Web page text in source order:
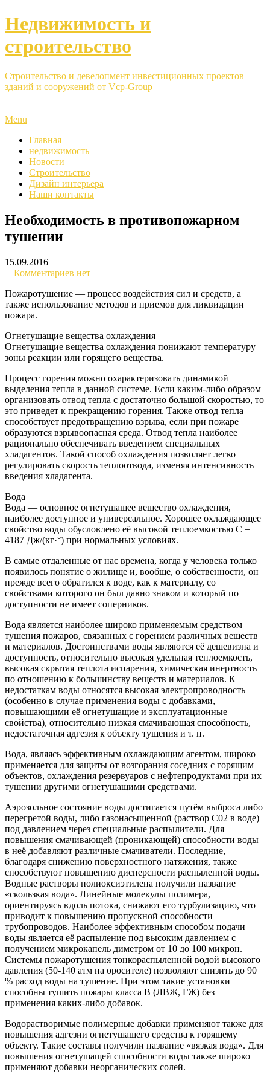
Недвижимость и
строительство
Строительство и девелопмент инвестиционных проектов
зданий и сооружений от Vcp-Group
Menu
Главная
недвижимость
Новости
Строительство
Дизайн интерьера
Наши контакты
Необходимость в противопожарном
тушении
15.09.2016
| Комментариев нет
Пожаротушение — процесс воздействия сил и средств, а
также использование методов и приемов для ликвидации
пожара.
Огнетушащие вещества охлаждения
Огнетушащие вещества охлаждения понижают температуру
зоны реакции или горящего вещества.
Процесс горения можно охарактеризовать динамикой
выделения тепла в данной системе. Если каким-либо образом
организовать отвод тепла с достаточно большой скоростью, то
это приведет к прекращению горения. Также отвод тепла
способствует предотвращению взрыва, если при пожаре
образуются взрывоопасная среда. Отвод тепла наиболее
рационально обеспечивать введением специальных
хладагентов. Такой способ охлаждения позволяет легко
регулировать скорость теплоотвода, изменяя интенсивность
введения хладагента.
Вода
Вода — основное огнетушащее вещество охлаждения,
наиболее доступное и универсальное. Хорошее охлаждающее
свойство воды обусловлено её высокой теплоемкостью C =
4187 Дж/(кг·°) при нормальных условиях.
В самые отдаленные от нас времена, когда у человека только
появилось понятие о жилище и, вообще, о собственности, он
прежде всего обратился к воде, как к материалу, со
свойствами которого он был давно знаком и который по
доступности не имеет соперников.
Вода является наиболее широко применяемым средством
тушения пожаров, связанных с горением различных веществ
и материалов. Достоинствами воды являются её дешевизна и
доступность, относительно высокая удельная теплоемкость,
высокая скрытая теплота испарения, химическая инертность
по отношению к большинству веществ и материалов. К
недостаткам воды относятся высокая электропроводность
(особенно в случае применения воды с добавками,
повышающими её огнетушащие и эксплуатационные
свойства), относительно низкая смачивающая способность,
недостаточная адгезия к объекту тушения и т. п.
Вода, являясь эффективным охлаждающим агентом, широко
применяется для защиты от возгорания соседних с горящим
объектов, охлаждения резервуаров с нефтепродуктами при их
тушении другими огнетушащими средствами.
Аэрозольное состояние воды достигается путём выброса либо
перегретой воды, либо газонасыщенной (раствор С02 в воде)
под давлением через специальные распылители. Для
повышения смачивающей (проникающей) способности воды
в неё добавляют различные смачиватели. Последние,
благодаря снижению поверхностного натяжения, также
способствуют повышению дисперсности распыленной воды.
Водные растворы полиоксиэтилена получили название
«скользкая вода». Линейные молекулы полимера,
ориентируясь вдоль потока, снижают его турбулизацию, что
приводит к повышению пропускной способности
трубопроводов. Наиболее эффективным способом подачи
воды является её распыление под высоким давлением с
получением микрокапель диметром от 10 до 100 микрон.
Системы пожаротушения тонкораспыленной водой высокого
давления (50-140 атм на оросителе) позволяют снизить до 90
% расход воды на тушение. При этом такие установки
способны тушить пожары класса В (ЛВЖ, ГЖ) без
применения каких-либо добавок.
Водорастворимые полимерные добавки применяют также для
повышения адгезии огнетушащего средства к горящему
объекту. Такие составы получили название «вязкая вода». Для
повышения огнетушащей способности воды также широко
применяют добавки неорганических солей.